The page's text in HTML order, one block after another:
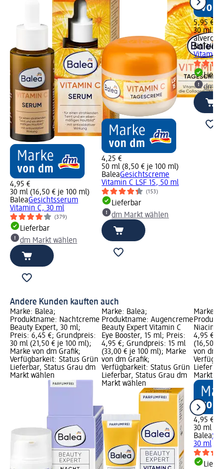
4,95 €
30 ml (16,50 € je 100 ml)
BaleaGesichtsserum
Vitamin C, 30 ml
(379)
Lieferbar
dm Markt wählen
4,25 €
50 ml (8,50 € je 100 ml)
BaleaGesichtscreme
Vitamin C LSF 15, 50 ml
(153)
Lieferbar
dm Markt wählen
5,95 €
30 ml
alverde
Vitamin
dm
Andere Kunden kauften auch
Marke: Balea;
Produktname: Nachtcreme
Beauty Expert, 30 ml;
Preis: 6,45 €; Grundpreis:
30 ml (21,50 € je 100 ml);
Marke von dm Grafik;
Verfügbarkeit: Status Grün
Lieferbar, Status Grau dm
Markt wählen
Marke: Balea;
Produktname: Augencreme
Beauty Expert Vitamin C
Eye Booster, 15 ml; Preis:
4,95 €; Grundpreis: 15 ml
(33,00 € je 100 ml); Marke
von dm Grafik;
Verfügbarkeit: Status Grün
Lieferbar, Status Grau dm
Markt wählen
Marke:
4,95 €;
(16,50 €
von dm
Markt
4,95 €
30 ml
Balea
30 ml